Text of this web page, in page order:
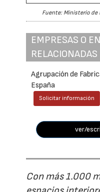
Fuente: Ministerio de
EMPRESAS O
RELACIONADAS
Agrupación de
España
Solicitar información
ver/
Con más 1.000